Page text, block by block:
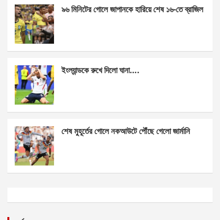
৯৬ মিনিটের গোলে জাপানকে হারিয়ে শেষ ১৬-তে ব্রাজিল
ইংল্যান্ডকে রুখে দিলো ঘানা….
শেষ মুহূর্তের গোলে নকআউটে পৌঁছে গেলো জার্মানি